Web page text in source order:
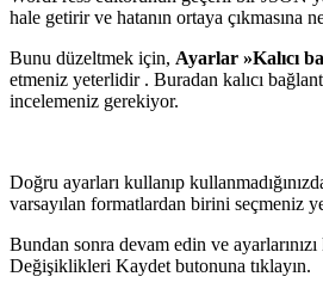
hale getirir ve hatanın ortaya çıkmasına
Bunu düzeltmek için, Ayarlar »Kalıcı
etmeniz yeterlidir . Buradan kalıcı
incelemeniz gerekiyor.
Doğru ayarları kullanıp
varsayılan formatlardan birini seçmeniz
Bundan sonra devam edin ve
Değişiklikleri Kaydet butonuna tıklayın.